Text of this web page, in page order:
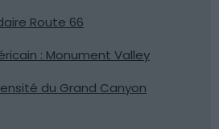
Route 66
: Monument Valley
du Grand Canyon